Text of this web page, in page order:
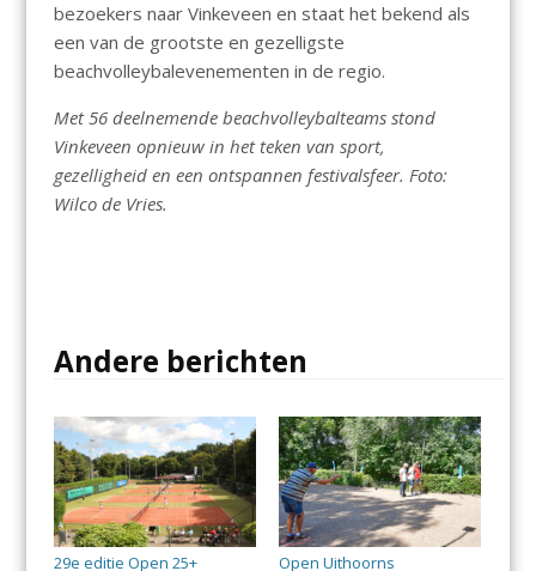
bezoekers naar Vinkeveen en staat het bekend als
een van de grootste en gezelligste
beachvolleybalevenementen in de regio.
Met 56 deelnemende beachvolleybalteams stond
Vinkeveen opnieuw in het teken van sport,
gezelligheid en een ontspannen festivalsfeer. Foto:
Wilco de Vries.
Andere berichten
29e editie Open 25+
Open Uithoorns